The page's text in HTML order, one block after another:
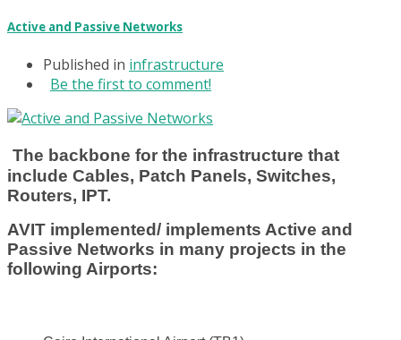
Active and Passive Networks
Published in infrastructure
Be the first to comment!
The backbone for the infrastructure that
include Cables, Patch Panels, Switches,
Routers, IPT.
AVIT implemented/ implements Active and
Passive Networks in many projects in the
following Airports: